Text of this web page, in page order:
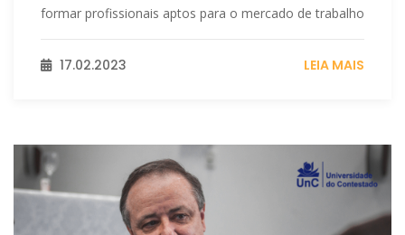
formar profissionais aptos para o mercado de trabalho
17.02.2023 LEIA MAIS